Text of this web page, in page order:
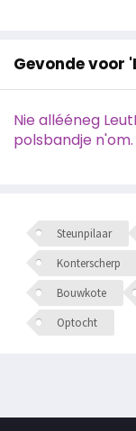
Gevonde voor
Nie allééneg
polsbandje n'om.
Steunpilaar
Konterscherp
Bouwkote
Optocht